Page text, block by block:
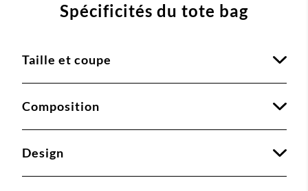
Spécificités du tote bag
Taille et coupe
Composition
Design